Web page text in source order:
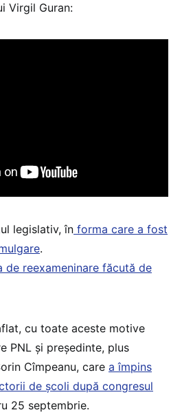
Virgil Guran:
legislativ, în forma care a fost
.
de reexameninare făcută de
cu toate aceste motive
PNL și președinte, plus
Cîmpeanu, care a împins
de școli după congresul
25 septembrie.